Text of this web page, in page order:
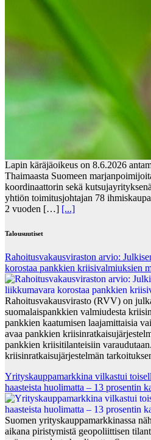
Lapin käräjäoikeus on 8.6.2026
Thaimaasta Suomeen
koordinaattorin sekä
yhtiön toimitusjohtajan 78
2 vuoden […] [...]
Talousuutiset
Rahoitusvakausviraston arvio:
korostaa pankkien kriisivalmiuksien
Rahoitusvakausvirasto (RVV) on
suomalaispankkien valmiudesta
pankkien kaatumisen laajamittaisia
avaa pankkien
pankkien kriisitilanteisiin
kriisinratkaisujärjestelmän
Yrityskauppamarkkina vilkastui
haasteista huolimatta – 13 prosentin
Suomen yrityskauppamarkkinassa
aikana piristymistä geopoliittisen